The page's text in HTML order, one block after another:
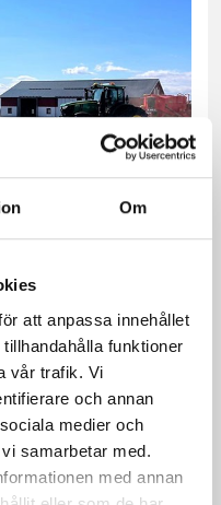
Om
att anpassa innehållet
funktioner
vår trafik. Vi
och annan
medier och
samarbetar med.
med annan
värdering av
och råd hur du
av din
bygger på
tidigare
fingertoppskänsla
nu. Vi på
göra en